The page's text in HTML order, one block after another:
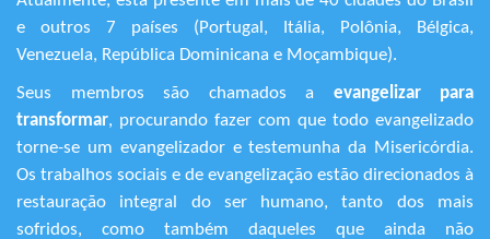
e outros 7 países (Portugal, Itália, Polônia, Bélgica,
Venezuela, República Dominicana e Moçambique).
Seus membros são chamados a evangelizar para
transformar, procurando fazer com que todo evangelizado
torne-se um evangelizador e testemunha da Misericórdia.
Os trabalhos sociais e de evangelização estão direcionados à
restauração integral do ser humano, tanto dos mais
sofridos, como também daqueles que ainda não